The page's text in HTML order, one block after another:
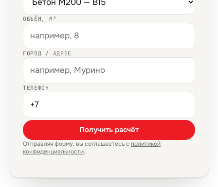
ОБЪЁМ, М³
ГОРОД / АДРЕС
ТЕЛЕФОН
Получить расчёт
Отправляя форму, вы соглашаетесь с политикой
конфиденциальности.